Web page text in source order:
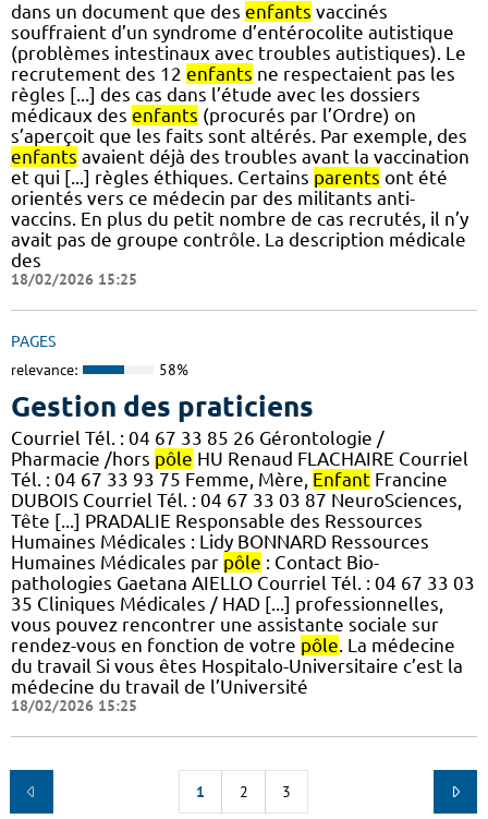
dans un document que des enfants vaccinés
souffraient d’un syndrome d’entérocolite autistique
(problèmes intestinaux avec troubles autistiques). Le
recrutement des 12 enfants ne respectaient pas les
règles [...] des cas dans l’étude avec les dossiers
médicaux des enfants (procurés par l’Ordre) on
s’aperçoit que les faits sont altérés. Par exemple, des
enfants avaient déjà des troubles avant la vaccination
et qui [...] règles éthiques. Certains parents ont été
orientés vers ce médecin par des militants anti-
vaccins. En plus du petit nombre de cas recrutés, il n’y
avait pas de groupe contrôle. La description médicale
des
18/02/2026 15:25
PAGES
relevance: 58%
Gestion des praticiens
Courriel Tél. : 04 67 33 85 26 Gérontologie /
Pharmacie /hors pôle HU Renaud FLACHAIRE Courriel
Tél. : 04 67 33 93 75 Femme, Mère, Enfant Francine
DUBOIS Courriel Tél. : 04 67 33 03 87 NeuroSciences,
Tête [...] PRADALIE Responsable des Ressources
Humaines Médicales : Lidy BONNARD Ressources
Humaines Médicales par pôle : Contact Bio-
pathologies Gaetana AIELLO Courriel Tél. : 04 67 33 03
35 Cliniques Médicales / HAD [...] professionnelles,
vous pouvez rencontrer une assistante sociale sur
rendez-vous en fonction de votre pôle . La médecine
du travail Si vous êtes Hospitalo-Universitaire c’est la
médecine du travail de l’Université
18/02/2026 15:25
1 2 3